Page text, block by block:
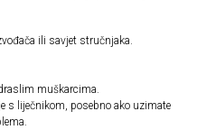
ili savjet stručnjaka.
muškarcima.
s liječnikom, posebno ako uzimate